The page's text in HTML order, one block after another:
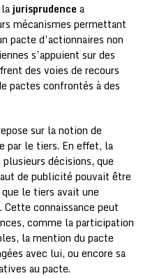
jurisprudence a
mécanismes permettant
pacte d’actionnaires non
s’appuient sur des
des voies de recours
pactes confrontés à des
sur la notion de
par le tiers. En effet, la
plusieurs décisions, que
de publicité pouvait être
le tiers avait une
connaissance peut
comme la participation
la mention du pacte
avec lui, ou encore sa
au pacte.